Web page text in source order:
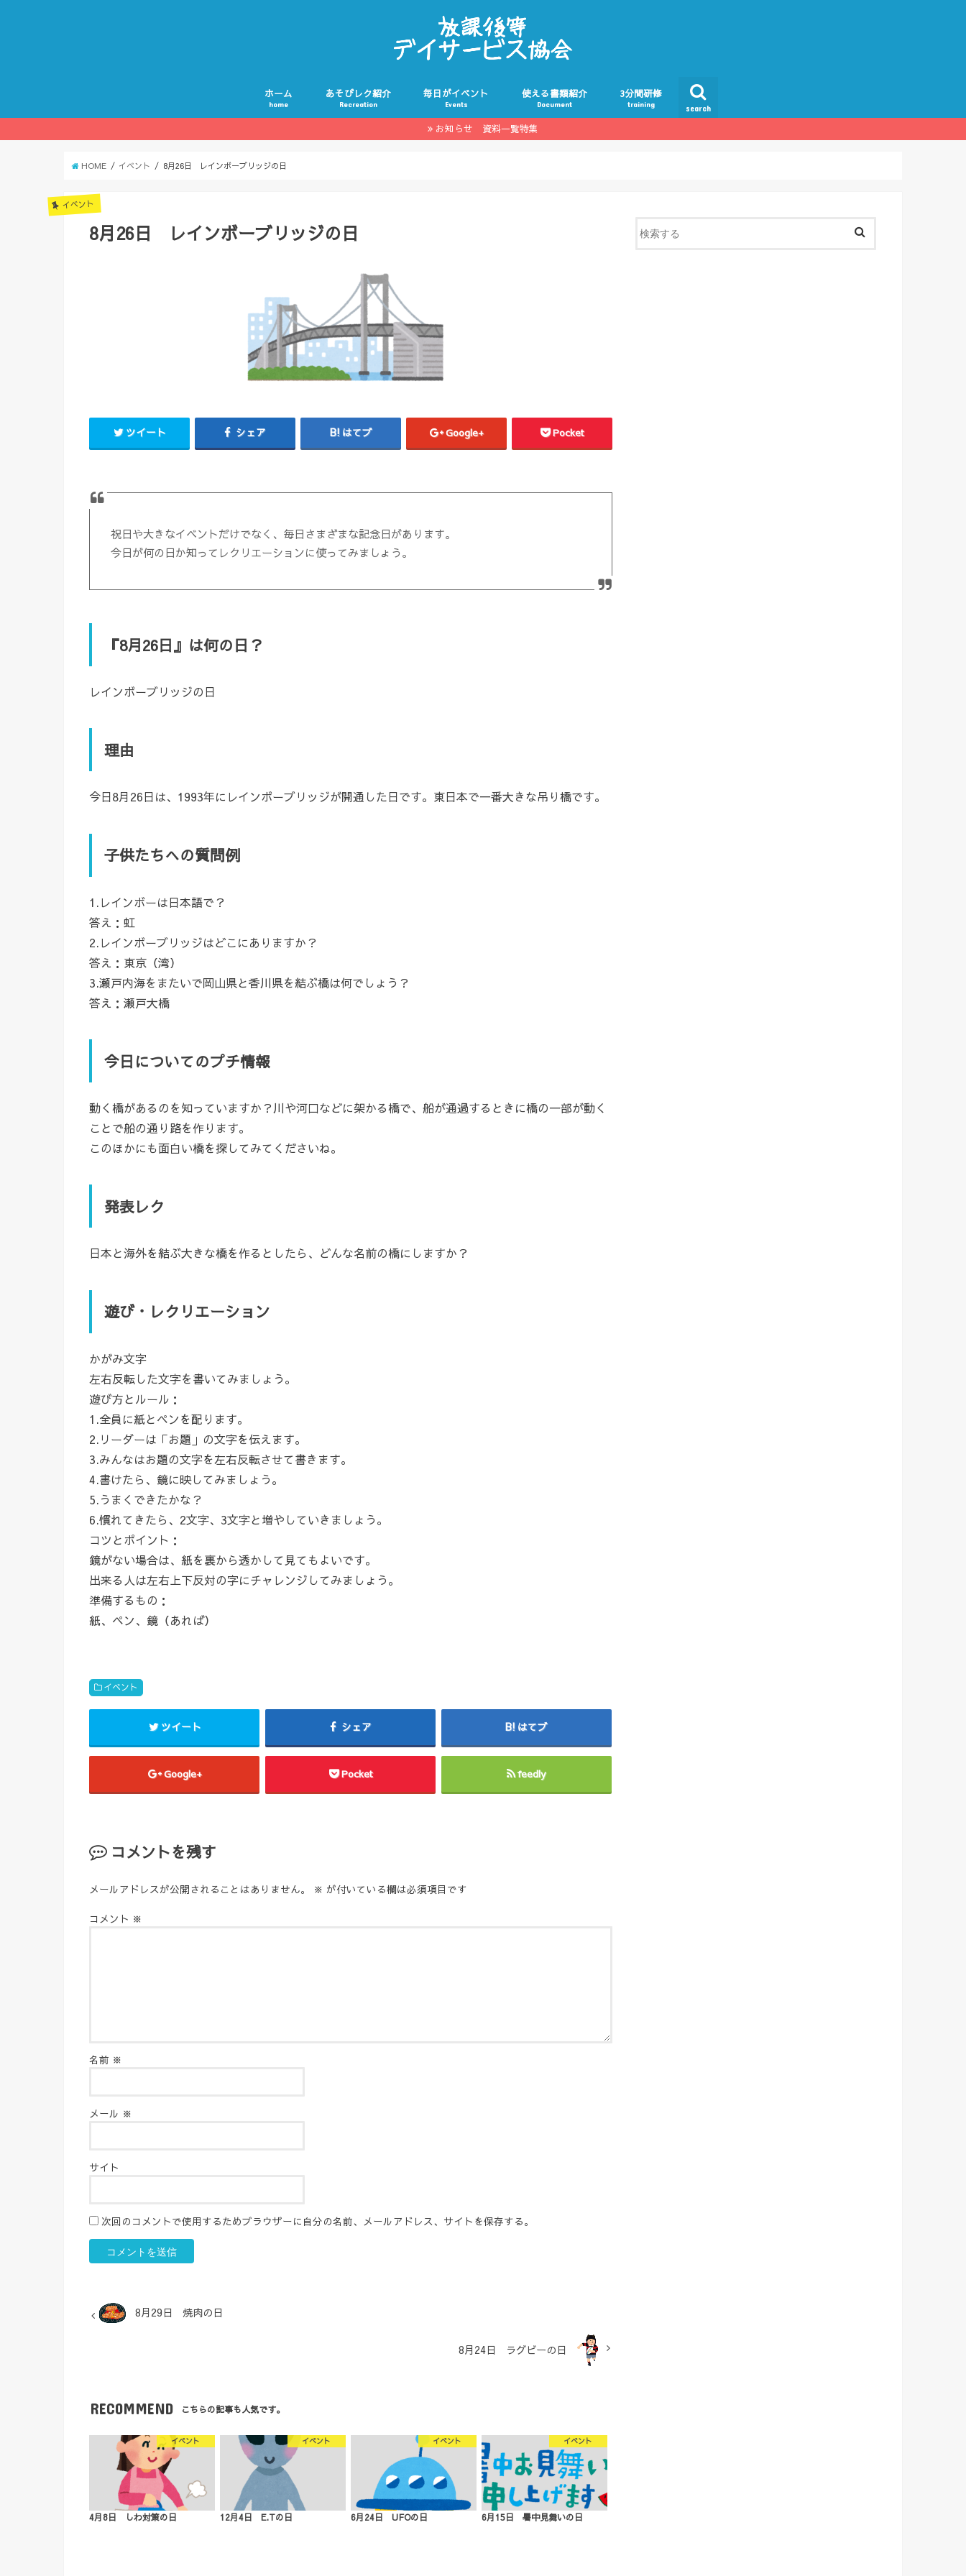
search
ホーム
home
あそびレク紹介
Recreation
毎日がイベント
Events
使える書類紹介
Document
3分間研修
training
お知らせ 資料一覧特集
HOME イベント 8月26日 レインボーブリッジの日
イベント
8月26日 レインボーブリッジの日
ツイート シェア はてブ Google+ Pocket
祝日や大きなイベントだけでなく、毎日さまざまな記念日があります。
今日が何の日か知ってレクリエーションに使ってみましょう。
『8月26日』は何の日？
レインボーブリッジの日
理由
今日8月26日は、1993年にレインボーブリッジが開通した日です。東日本で一番大きな吊り橋です。
子供たちへの質問例
1.レインボーは日本語で？
答え：虹
2.レインボーブリッジはどこにありますか？
答え：東京（湾）
3.瀬戸内海をまたいで岡山県と香川県を結ぶ橋は何でしょう？
答え：瀬戸大橋
今日についてのプチ情報
動く橋があるのを知っていますか？川や河口などに架かる橋で、船が通過するときに橋の一部が動く
ことで船の通り路を作ります。
このほかにも面白い橋を探してみてくださいね。
発表レク
日本と海外を結ぶ大きな橋を作るとしたら、どんな名前の橋にしますか？
遊び・レクリエーション
かがみ文字
左右反転した文字を書いてみましょう。
遊び方とルール：
1.全員に紙とペンを配ります。
2.リーダーは「お題」の文字を伝えます。
3.みんなはお題の文字を左右反転させて書きます。
4.書けたら、鏡に映してみましょう。
5.うまくできたかな？
6.慣れてきたら、2文字、3文字と増やしていきましょう。
コツとポイント：
鏡がない場合は、紙を裏から透かして見てもよいです。
出来る人は左右上下反対の字にチャレンジしてみましょう。
準備するもの：
紙、ペン、鏡（あれば）
イベント
ツイート シェア はてブ
Google+ Pocket feedly
コメントを残す
メールアドレスが公開されることはありません。 ※ が付いている欄は必須項目です
コメント ※
名前 ※
メール ※
サイト
次回のコメントで使用するためブラウザーに自分の名前、メールアドレス、サイトを保存する。
8月29日 焼肉の日
8月24日 ラグビーの日
RECOMMEND こちらの記事も人気です。
イベント
4月8日 しわ対策の日
イベント
12月4日 E.Tの日
イベント
6月24日 UFOの日
イベント
6月15日 暑中見舞いの日